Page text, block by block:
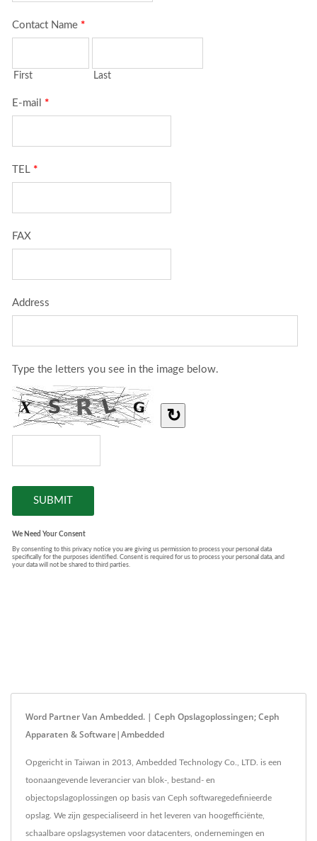
Word Partner Van Ambedded. | Ceph Opslagoplossingen; Ceph
Apparaten & Software|Ambedded
Opgericht in Taiwan in 2013, Ambedded Technology Co., LTD. is een
toonaangevende leverancier van blok-, bestand- en
objectopslagoplossingen op basis van Ceph softwaregedefinieerde
opslag. We zijn gespecialiseerd in het leveren van hoogefficiënte,
schaalbare opslagsystemen voor datacenters, ondernemingen en